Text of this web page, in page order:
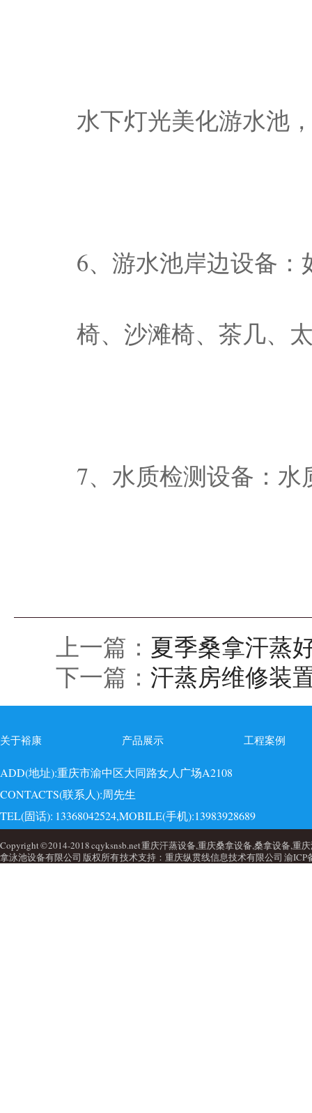
水下灯光美化游水池
6、游水池岸边设备
椅、沙滩椅、茶几、
7、水质检测设备：
上一篇： 夏季桑拿汗蒸
下一篇： 汗蒸房维修装
关于裕康 产品展示 工程案例
ADD(地址):重庆市渝中区大同路女人广场A2108
CONTACTS(联系人):周先生
TEL(固话): 13368042524,MOBILE(手机):13983928689
Copyright © 2014-2018 cqyksnsb.net 重庆汗蒸设备,重庆桑拿设备,桑拿设备,重
拿泳池设备有限公司 版权所有 技术支持：重庆纵贯线信息技术有限公司 渝ICP